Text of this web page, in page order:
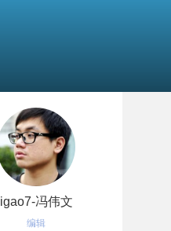
igao7-冯伟文
编辑